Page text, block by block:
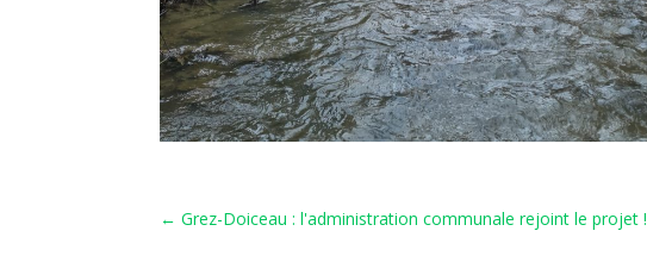
←Grez-Doiceau : l'administration communale rejoint le projet !